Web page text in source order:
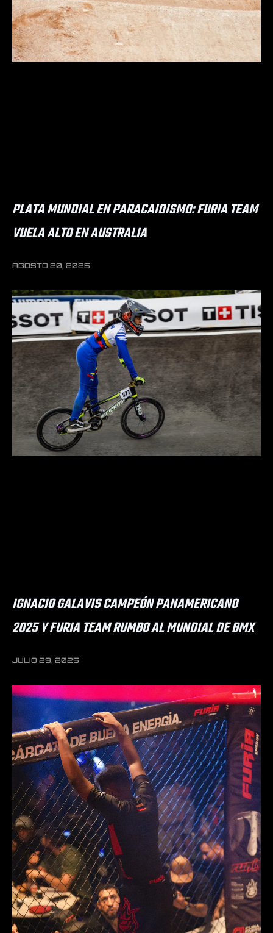
PLATA MUNDIAL EN PARACAIDISMO: FURIA TEAM
VUELA ALTO EN AUSTRALIA
AGOSTO 20, 2025
IGNACIO GALAVIS CAMPEÓN PANAMERICANO
2025 Y FURIA TEAM RUMBO AL MUNDIAL DE BMX
JULIO 29, 2025